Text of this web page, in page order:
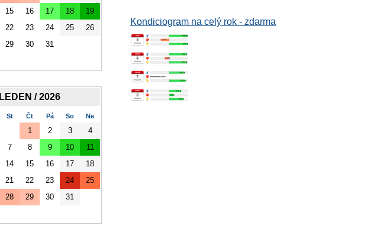
15 16 17 18
19
22 23 24 25
26
29 30 31
LEDEN / 2026
St Čt Pá So Ne
1 2 3
4
7 8 9 10
11
14 15 16 17
18
21 22 23 24
25
28 29 30 31
Kondiciogram na celý rok - zdarma